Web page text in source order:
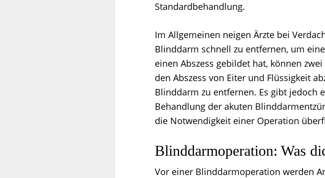
Standardbehandlung.
Im Allgemeinen neigen Ärzte bei
Blinddarm schnell zu entfernen, um
einen Abszess gebildet hat, können
den Abszess von Eiter und Flüssigkeit
Blinddarm zu entfernen. Es gibt jedoch
Behandlung der akuten
die Notwendigkeit einer Operation
Blinddarmoperation: Was
Vor einer Blinddarmoperation werden